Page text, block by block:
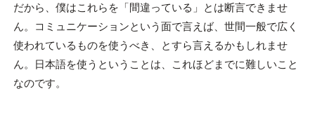
だから、僕はこれらを「間違っている」とは断言できませ
ん。コミュニケーションという面で言えば、世間一般で広く
使われているものを使うべき、とすら言えるかもしれませ
ん。日本語を使うということは、これほどまでに難しいこと
なのです。